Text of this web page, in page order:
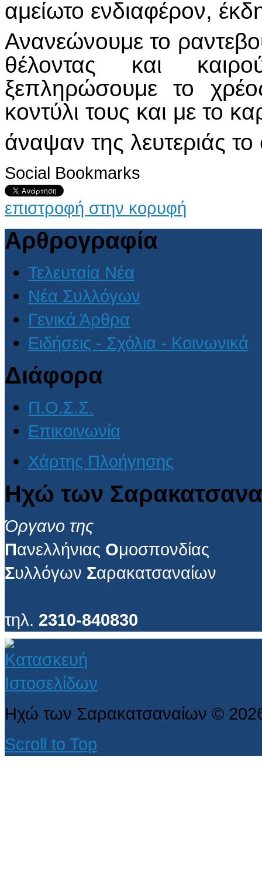
αμείωτο ενδιαφέρον,
Ανανεώνουμε το
θέλοντας και
ξεπληρώσουμε το
κοντύλι τους και με το
άναψαν της λευτεριάς το
Social Bookmarks
επιστροφή στην κορυφή
Αρθρογραφία
Τελευταία Νέα
Νέα Συλλόγων
Γενικά Άρθρα
Ειδήσεις - Σχόλια - Κοινωνικά
Διάφορα
Π.Ο.Σ.Σ.
Επικοινωνία
Χάρτης Πλοήγησης
Ηχώ των
Όργανο της
Πανελλήνιας Ομοσπονδίας
Συλλόγων Σαρακατσαναίων
τηλ. 2310-840830
Ηχώ των Σαρακατσαναίων ©
Scroll to Top